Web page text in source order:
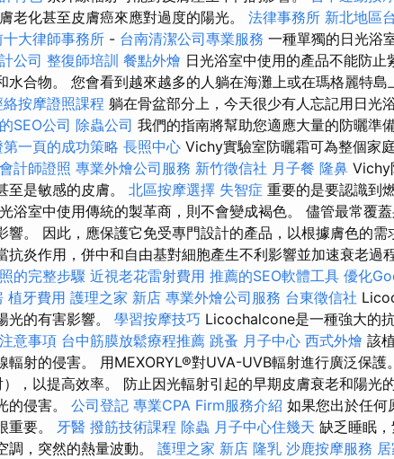
老化甚至皮膚癌來應對過度的陽光。 法律事務所 新北地區
十大律師事務所 - 台南清潔公司專業服務 一種單獨的日光浴
公司 整復師培訓 餐點外燴 日光浴室中使用的產品不能防止
水合物。 您會看到越來越多的人躺在海灘上或在瑪格麗特島
絡按摩證照課程 躺在骨盆部分上，今天很少有人忘記用日光
SEO公司 除蟲公司 我們的指南將幫助您適應大量的防曬準
第一頁的成功策略 長照中心 Vichy實驗室防曬霜可為整個家
會計師證照 專業外燴公司服務 新竹徵信社 月子餐 隆鼻 Vichy
至是敏感的皮膚。 北區按摩選擇 失智症 重要的是要認識到
浴室中使用傳統的製革商，則不會變成褐色。 儘管最常覆
響。 因此，應保護它免受專門設計的產品，以根據膚色的需
抗炎作用，併中和自由基對細胞產生不利影響並加速衰老過
的完整步驟 近視老花雷射費用 推薦的SEO軟體工具 優化
植牙費用 護理之家 新店 專業外燴公司服務 台東徵信社
光的有害影響。 學習按摩技巧 Licochalcone是一種強大的
意事項 台中筋膜放鬆療程推薦 跳蚤 月子中心 西式外燴 該
輻射的侵害。 用MEXORYL®對UVA-UVB輻射進行廣泛保護
），以提高效率。 防止因光輻射引起的早期皮膚衰老和陽光
的侵害。 公司登記 專業CPA Firm服務介紹 如果您出於任何
重要。
牙醫 撥筋技術課程 除蟲 月子中心住幾天 缺乏睡眠
調，突然的熱量波動。 護理之家 新店 隆乳 沙鹿按摩服務